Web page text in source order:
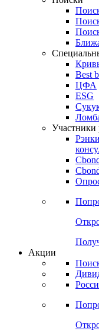
Облигации
Поиски
Best
ЦФА
ESG